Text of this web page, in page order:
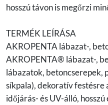
hosszú távon is megőrzi
TERMÉK LEÍRÁSA
AKROPENTA lábazat-,
AKROPENTA® lábazat-,
lábazatok, betoncserepek,
síkpala), dekoratív festésre
időjárás- és UV-álló,